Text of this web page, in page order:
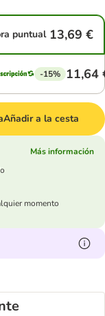
puntual 13,69 €
-15% 11,64
Añadir a la cesta
Más información
momento